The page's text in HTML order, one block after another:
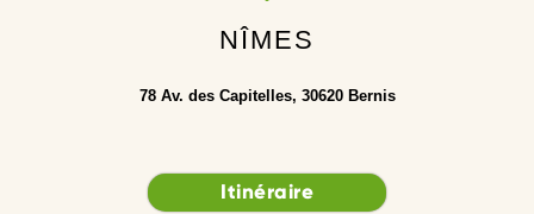
NÎMES
78 Av. des Capitelles, 30620 Bernis
Itinéraire